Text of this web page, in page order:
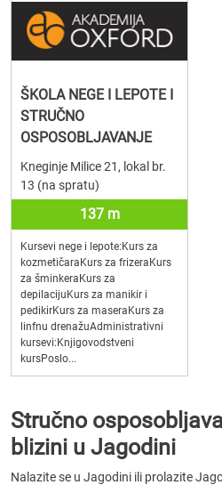
ŠKOLA NEGE I LEPOTE I
STRUČNO
OSPOSOBLJAVANJE
Kneginje Milice 21, lokal br.
13 (na spratu)
137 m
Kursevi nege i lepote:Kurs za
kozmetičaraKurs za frizeraKurs
za šminkeraKurs za
depilacijuKurs za manikir i
pedikirKurs za maseraKurs za
linfnu drenažuAdministrativni
kursevi:Knjigovodstveni
kursPoslo...
Stručno
blizini u Jagodini
Nalazite se u Jagodini ili prolazite